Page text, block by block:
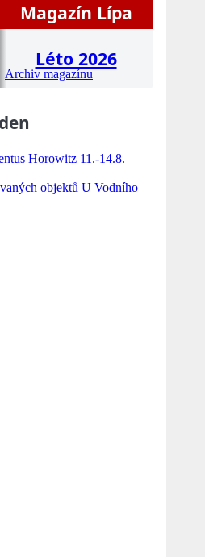
Magazín Lípa
Léto 2026
Archiv magazínu
Horowitz 11.-14.8.
objektů U Vodního